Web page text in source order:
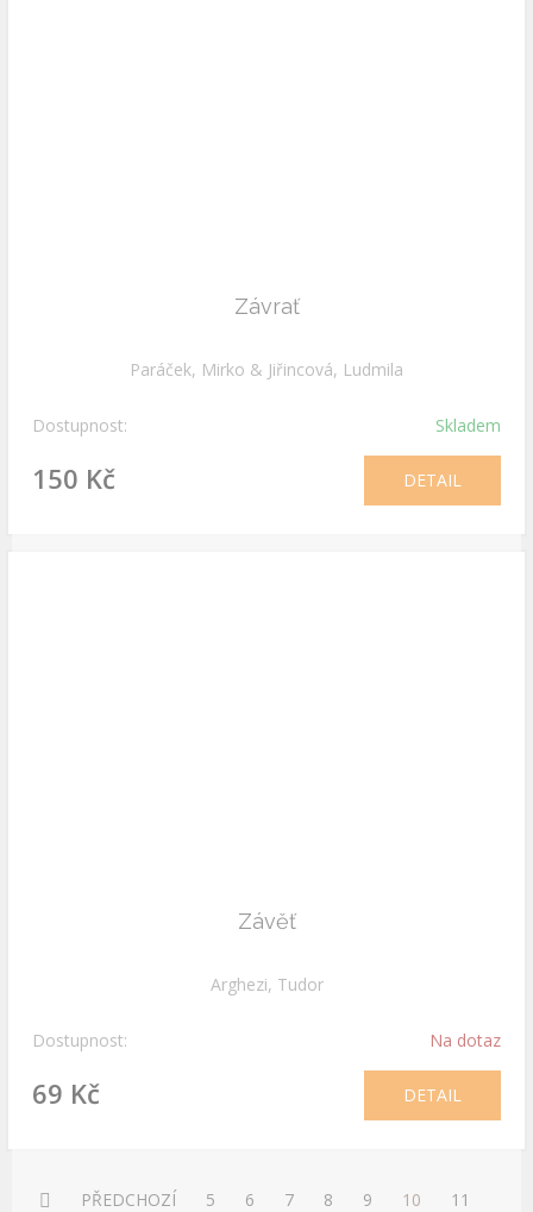
Závrať
Paráček, Mirko & Jiřincová, Ludmila
Dostupnost: Skladem
150 Kč DETAIL
Závěť
Arghezi, Tudor
Dostupnost: Na dotaz
69 Kč DETAIL
PŘEDCHOZÍ 5 6 7 8 9 10 11